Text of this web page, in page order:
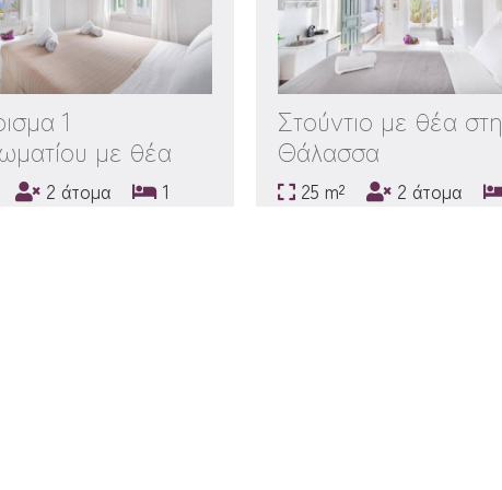
1
με θέα
και
2 άτομα
1
Στούντιο με θέα στη
Θάλασσα
25 m² 2 άτομα